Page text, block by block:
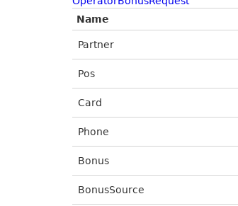
Name
Partner
Pos
Card
Phone
Bonus
BonusSource